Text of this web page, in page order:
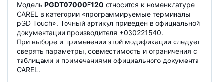
Модель PGDT07000F120 относится к номенклатуре
CAREL в категории «программируемые терминалы
pGD Touch». Точный артикул приведён в официальной
документации производителя +030221540.
При выборе и применении этой модификации следует
сверять параметры, совместимость и ограничения с
таблицами и примечаниями официального документа
CAREL.